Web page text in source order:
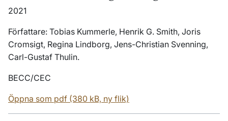
2021
Författare: Tobias Kummerle, Henrik G. Smith, Joris
Cromsigt, Regina Lindborg, Jens-Christian Svenning,
Carl-Gustaf Thulin.
BECC/CEC
Öppna som pdf (380 kB, ny flik)